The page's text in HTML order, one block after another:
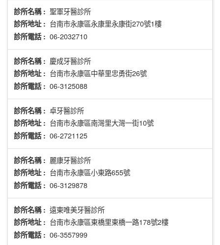
診所名稱 : 聖軍牙醫診所
診所地址 : 台南市永康區永康里永康街270號1樓
診所電話 : 06-2032710
診所名稱 : 慶成牙醫診所
診所地址 : 台南市永康區中華里忠勇街26號
診所電話 : 06-3125088
診所名稱 : 卓牙醫診所
診所地址 : 台南市永康區南灣里大灣一街10號
診所電話 : 06-2721125
診所名稱 : 麗康牙醫診所
診所地址 : 台南市永康區小東路655號
診所電話 : 06-3129878
診所名稱 : 遠東唯美牙醫診所
診所地址 : 台南市永康區東橋里東橋一路178號2樓
診所電話 : 06-3557999